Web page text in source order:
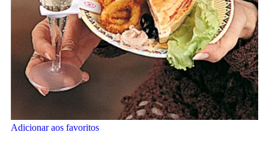
Adicionar aos favoritos